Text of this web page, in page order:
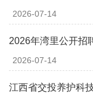
2026-07-14
2026年湾里公开招
2026-07-14
江西省交投养护科